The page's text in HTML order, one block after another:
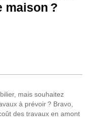
maison ?
mais souhaitez
à prévoir ? Bravo,
des travaux en amont